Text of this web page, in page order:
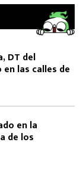
DT del
las calles de
en la
de los